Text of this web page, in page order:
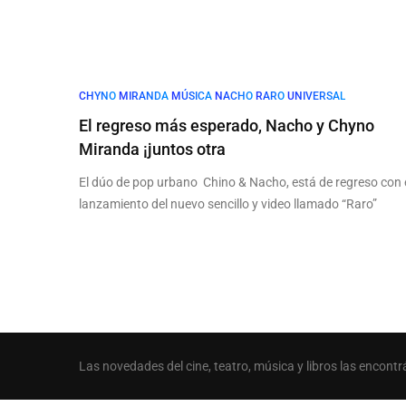
CHYNO MIRANDA MÚSICA NACHO RARO UNIVERSAL
El regreso más esperado, Nacho y Chyno
Miranda ¡juntos otra
El dúo de pop urbano Chino & Nacho, está de regreso con
lanzamiento del nuevo sencillo y video llamado “Raro”
Las novedades del cine, teatro, música y libros las